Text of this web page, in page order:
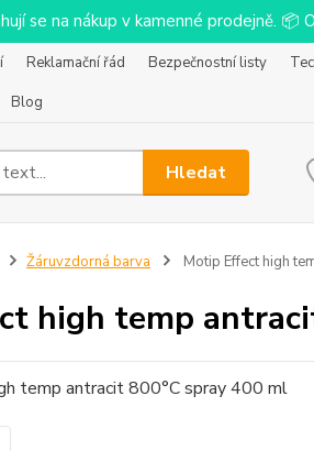
se na nákup v kamenné prodejně.
Reklamační řád Bezpečnostní listy
Blog
Hledat
Žáruvzdorná barva Motip Effect high
high temp